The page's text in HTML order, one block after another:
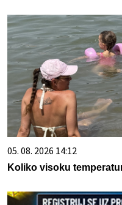
05. 08. 2026 14:12
Koliko visoku